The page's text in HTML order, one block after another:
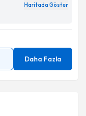
Haritada Göster
Daha Fazla